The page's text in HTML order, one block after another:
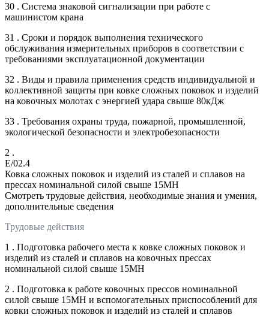
30 . Система знаковой сигнализации при работе с
машинистом крана
31 . Сроки и порядок выполнения технического
обслуживания измерительных приборов в соответствии с
требованиями эксплуатационной документации
32 . Виды и правила применения средств индивидуальной и
коллективной защиты при ковке сложных поковок и изделий
на ковочных молотах с энергией удара свыше 80кДж
33 . Требования охраны труда, пожарной, промышленной,
экологической безопасности и электробезопасности
2 .
E/02.4
Ковка сложных поковок и изделий из сталей и сплавов на
прессах номинальной силой свыше 15МН
Смотреть трудовые действия, необходимые знания и умения,
дополнительные сведения
Трудовые действия
1 . Подготовка рабочего места к ковке сложных поковок и
изделий из сталей и сплавов на ковочных прессах
номинальной силой свыше 15МН
2 . Подготовка к работе ковочных прессов номинальной
силой свыше 15МН и вспомогательных приспособлений для
ковки сложных поковок и изделий из сталей и сплавов